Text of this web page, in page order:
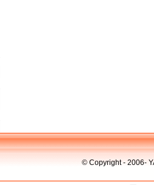
© Copyright - 2006-